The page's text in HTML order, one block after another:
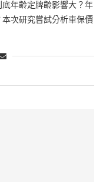
年齡定牌齡影響大？年
次研究嘗試分析車保價